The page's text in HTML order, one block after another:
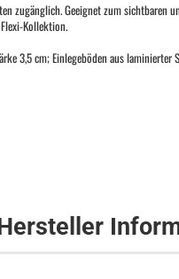
zugänglich. Geeignet zum sichtbaren
Kollektion.
3,5 cm; Einlegeböden aus